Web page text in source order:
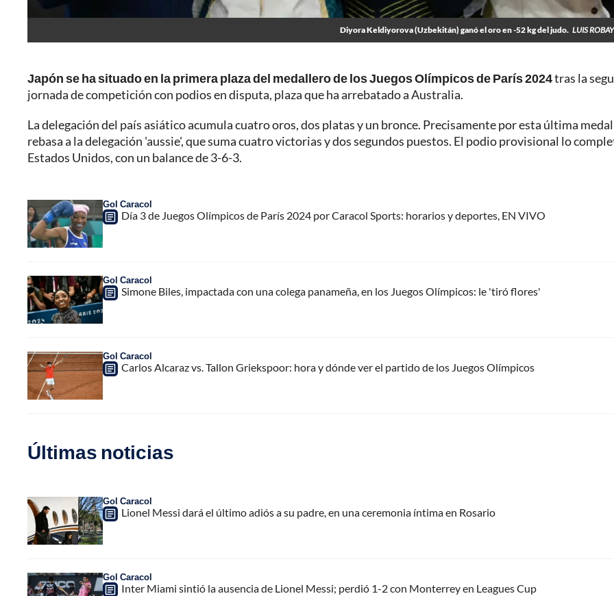
Diyora Keldiyorova (Uzbekitán) ganó el oro en -52 kg del judo. LUIS
Japón se ha situado en la primera plaza del medallero de los Juegos Olímpicos de París 2024tras la
jornada de competición con podios en disputa, plaza que ha arrebatado a Australia.
La delegación del país asiático acumula cuatro oros, dos platas y un bronce. Precisamente por esta última
rebasa a la delegación 'aussie', que suma cuatro victorias y dos segundos puestos. El podio provisional lo
Estados Unidos, con un balance de 3-6-3.
Gol Caracol
Día 3 de Juegos Olímpicos de París 2024 por Caracol Sports: horarios y deportes, EN VIVO
Gol Caracol
Simone Biles, impactada con una colega panameña, en los Juegos Olímpicos: le 'tiró flores'
Gol Caracol
Carlos Alcaraz vs. Tallon Griekspoor: hora y dónde ver el partido de los Juegos Olímpicos
Últimas noticias
Gol Caracol
Lionel Messi dará el último adiós a su padre, en una ceremonia íntima en Rosario
Gol Caracol
Inter Miami sintió la ausencia de Lionel Messi; perdió 1-2 con Monterrey en Leagues Cup